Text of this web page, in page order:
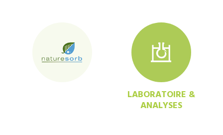
LABORATOIRE &
ANALYSES